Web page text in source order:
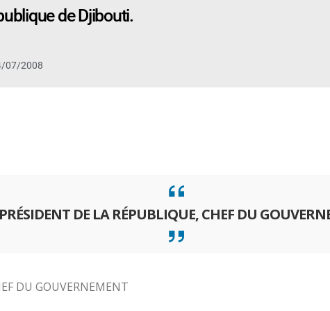
de Djibouti.
07/2008
DE LA RÉPUBLIQUE, CHEF DU
DU GOUVERNEMENT